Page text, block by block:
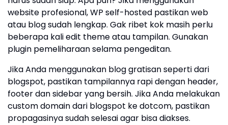
website profesional, WP self-hosted pastikan web
atau blog sudah lengkap. Gak ribet kok masih perlu
beberapa kali edit theme atau tampilan. Gunakan
plugin pemeliharaan selama pengeditan.
Jika Anda menggunakan blog gratisan seperti dari
blogspot, pastikan tampilannya rapi dengan header,
footer dan sidebar yang bersih. Jika Anda melakukan
custom domain dari blogspot ke dotcom, pastikan
propagasinya sudah selesai agar bisa diakses.